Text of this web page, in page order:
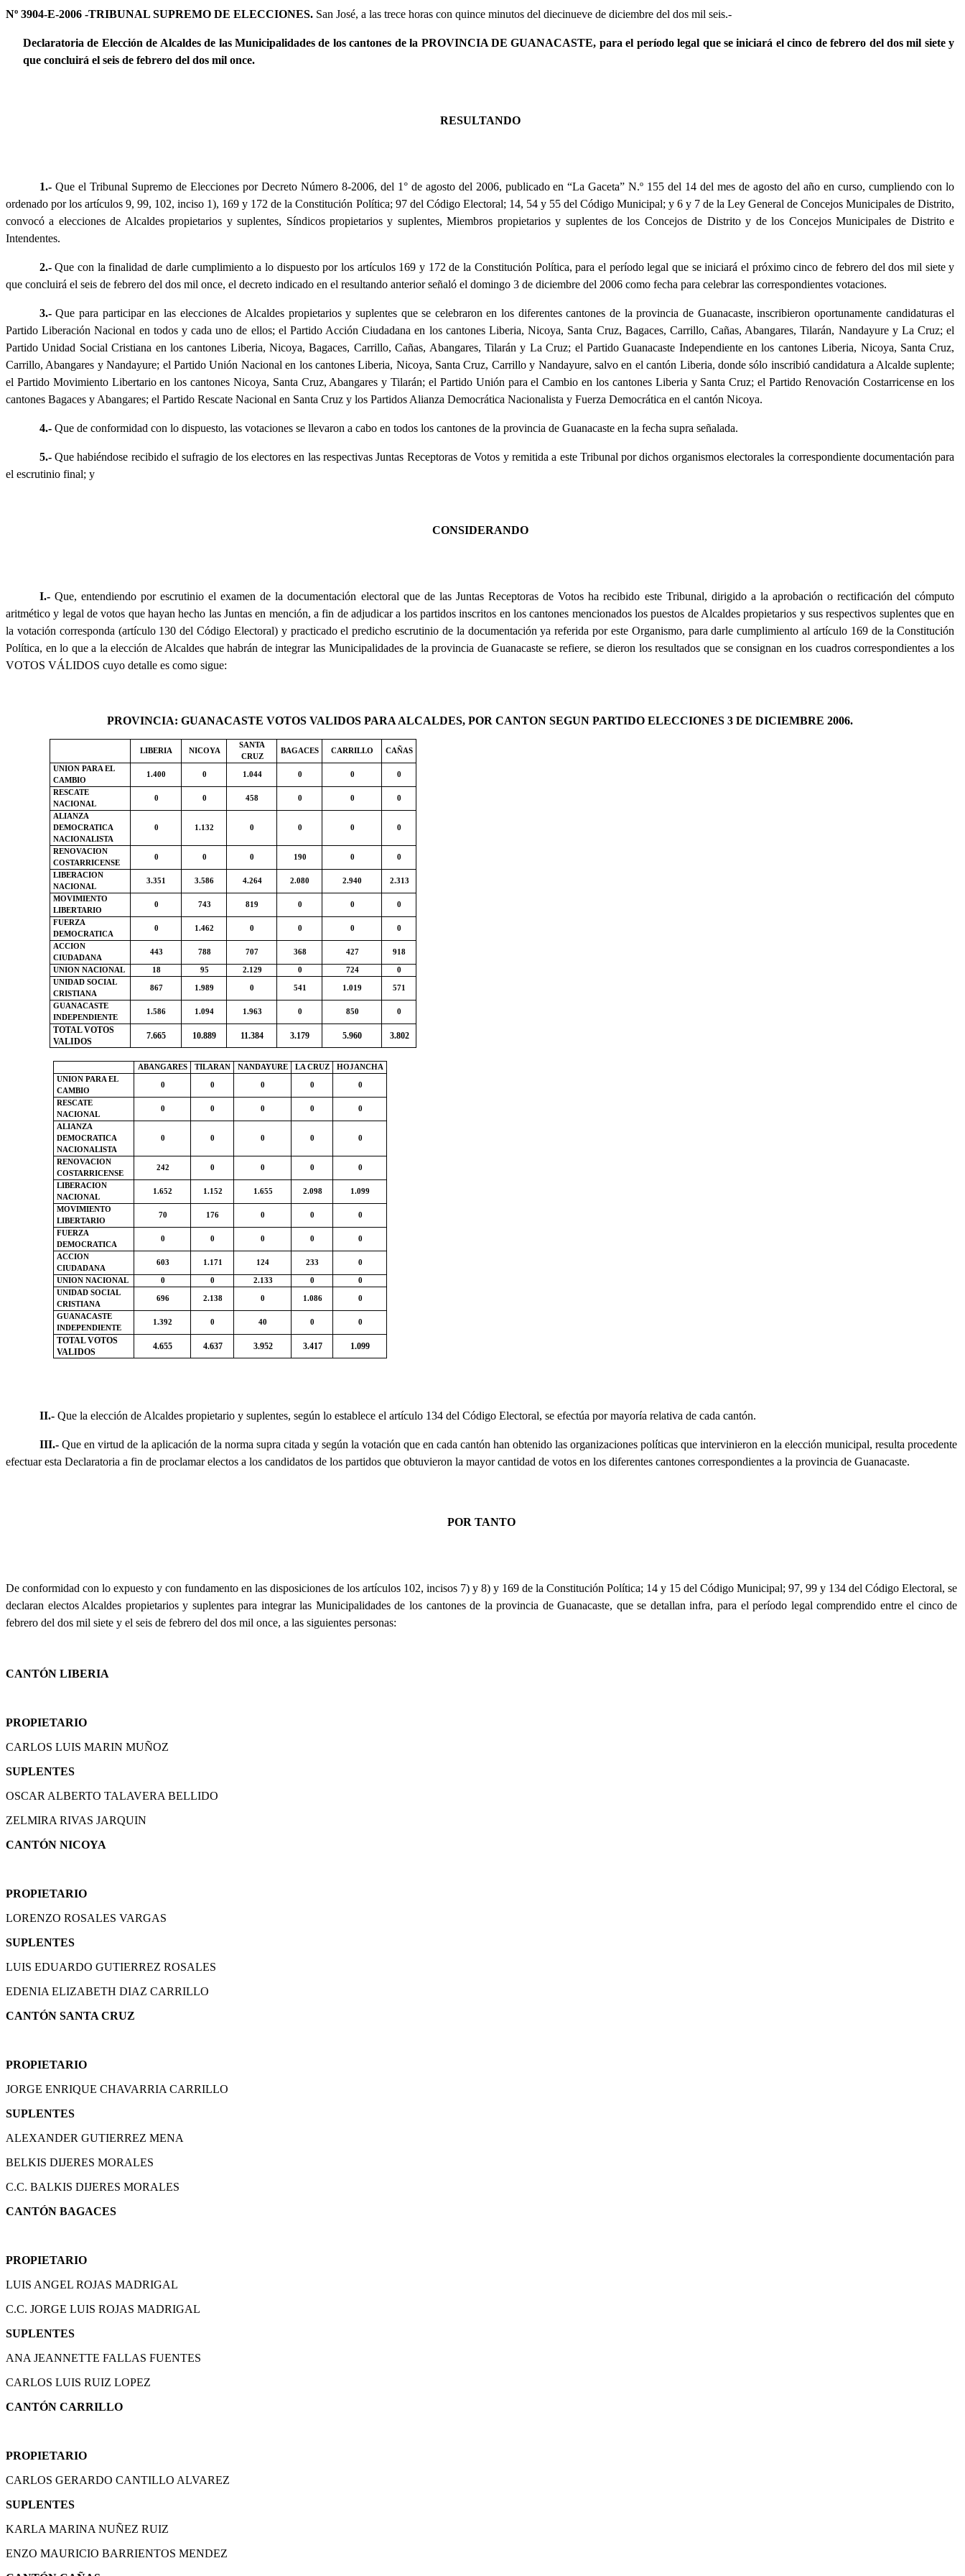
Nº 3904-E-2006 -TRIBUNAL SUPREMO DE ELECCIONES. San José, a las trece horas con quince minutos del diecinueve de diciembre del dos mil seis.-
Declaratoria de Elección de Alcaldes de las Municipalidades de los cantones de la PROVINCIA DE GUANACASTE, para el período legal que se iniciará el cinco de febrero del dos mil siete y
que concluirá el seis de febrero del dos mil once.
RESULTANDO
1.-Que el Tribunal Supremo de Elecciones por Decreto Número 8-2006, del 1° de agosto del 2006, publicado en “La Gaceta” N.º 155 del 14 del mes de agosto del año en curso, cumpliendo con lo
ordenado por los artículos 9, 99, 102, inciso 1), 169 y 172 de la Constitución Política; 97 del Código Electoral; 14, 54 y 55 del Código Municipal; y 6 y 7 de la Ley General de Concejos Municipales de Distrito,
convocó a elecciones de Alcaldes propietarios y suplentes, Síndicos propietarios y suplentes, Miembros propietarios y suplentes de los Concejos de Distrito y de los Concejos Municipales de Distrito e
Intendentes.
2.-Que con la finalidad de darle cumplimiento a lo dispuesto por los artículos 169 y 172 de la Constitución Política, para el período legal que se iniciará el próximo cinco de febrero del dos mil siete y
que concluirá el seis de febrero del dos mil once, el decreto indicado en el resultando anterior señaló el domingo 3 de diciembre del 2006 como fecha para celebrar las correspondientes votaciones.
3.-Que para participar en las elecciones de Alcaldes propietarios y suplentes que se celebraron en los diferentes cantones de la provincia de Guanacaste, inscribieron oportunamente candidaturas el
Partido Liberación Nacional en todos y cada uno de ellos; el Partido Acción Ciudadana en los cantones Liberia, Nicoya, Santa Cruz, Bagaces, Carrillo, Cañas, Abangares, Tilarán, Nandayure y La Cruz; el
Partido Unidad Social Cristiana en los cantones Liberia, Nicoya, Bagaces, Carrillo, Cañas, Abangares, Tilarán y La Cruz; el Partido Guanacaste Independiente en los cantones Liberia, Nicoya, Santa Cruz,
Carrillo, Abangares y Nandayure; el Partido Unión Nacional en los cantones Liberia, Nicoya, Santa Cruz, Carrillo y Nandayure, salvo en el cantón Liberia, donde sólo inscribió candidatura a Alcalde suplente;
el Partido Movimiento Libertario en los cantones Nicoya, Santa Cruz, Abangares y Tilarán; el Partido Unión para el Cambio en los cantones Liberia y Santa Cruz; el Partido Renovación Costarricense en los
cantones Bagaces y Abangares; el Partido Rescate Nacional en Santa Cruz y los Partidos Alianza Democrática Nacionalista y Fuerza Democrática en el cantón Nicoya.
4.-Que de conformidad con lo dispuesto, las votaciones se llevaron a cabo en todos los cantones de la provincia de Guanacaste en la fecha supra señalada.
5.-Que habiéndose recibido el sufragio de los electores en las respectivas Juntas Receptoras de Votos y remitida a este Tribunal por dichos organismos electorales la correspondiente documentación para
el escrutinio final; y
CONSIDERANDO
I.-Que, entendiendo por escrutinio el examen de la documentación electoral que de las Juntas Receptoras de Votos ha recibido este Tribunal, dirigido a la aprobación o rectificación del cómputo
aritmético y legal de votos que hayan hecho las Juntas en mención, a fin de adjudicar a los partidos inscritos en los cantones mencionados los puestos de Alcaldes propietarios y sus respectivos suplentes que en
la votación corresponda (artículo 130 del Código Electoral) y practicado el predicho escrutinio de la documentación ya referida por este Organismo, para darle cumplimiento al artículo 169 de la Constitución
Política, en lo que a la elección de Alcaldes que habrán de integrar las Municipalidades de la provincia de Guanacaste se refiere, se dieron los resultados que se consignan en los cuadros correspondientes a los
VOTOS VÁLIDOS cuyo detalle es como sigue:
PROVINCIA: GUANACASTE VOTOS VALIDOS PARA ALCALDES, POR CANTON SEGUN PARTIDO ELECCIONES 3 DE DICIEMBRE 2006.
LIBERIA NICOYA
SANTA
CRUZ
BAGACES CARRILLO CAÑAS
UNION PARA EL
CAMBIO
1.400 0 1.044 0 0 0
RESCATE
NACIONAL
0 0 458 0 0 0
ALIANZA
DEMOCRATICA
NACIONALISTA
0 1.132 0 0 0 0
RENOVACION
COSTARRICENSE
0 0 0 190 0 0
LIBERACION
NACIONAL
3.351 3.586 4.264 2.080 2.940 2.313
MOVIMIENTO
LIBERTARIO
0 743 819 0 0 0
FUERZA
DEMOCRATICA
0 1.462 0 0 0 0
ACCION
CIUDADANA
443 788 707 368 427 918
UNION NACIONAL 18 95 2.129 0 724
0
UNIDAD SOCIAL
CRISTIANA
867 1.989 0 541 1.019 571
GUANACASTE
INDEPENDIENTE
1.586 1.094 1.963 0 850 0
TOTAL VOTOS
VALIDOS
7.665 10.889 11.384 3.179 5.960 3.802
ABANGARES TILARAN NANDAYURE LA CRUZ
HOJANCHA
UNION PARA EL
CAMBIO
0 0 0 0 0
RESCATE
NACIONAL
0 0 0 0 0
ALIANZA
DEMOCRATICA
NACIONALISTA
0 0 0 0 0
RENOVACION
COSTARRICENSE
242 0 0 0 0
LIBERACION
NACIONAL
1.652 1.152 1.655 2.098 1.099
MOVIMIENTO
LIBERTARIO
70 176 0 0 0
FUERZA
DEMOCRATICA
0 0 0 0 0
ACCION
CIUDADANA
603 1.171 124 233 0
UNION NACIONAL 0 0 2.133 0
0
UNIDAD SOCIAL
CRISTIANA
696 2.138 0 1.086 0
GUANACASTE
INDEPENDIENTE
1.392 0 40 0 0
TOTAL VOTOS
VALIDOS
4.655 4.637 3.952 3.417 1.099
II.-Que la elección de Alcaldes propietario y suplentes, según lo establece el artículo 134 del Código Electoral, se efectúa por mayoría relativa de cada cantón.
III.- Que en virtud de la aplicación de la norma supra citada y según la votación que en cada cantón han obtenido las organizaciones políticas que intervinieron en la elección municipal, resulta procedente
efectuar esta Declaratoria a fin de proclamar electos a los candidatos de los partidos que obtuvieron la mayor cantidad de votos en los diferentes cantones correspondientes a la provincia de Guanacaste.
POR TANTO
De conformidad con lo expuesto y con fundamento en las disposiciones de los artículos 102, incisos 7) y 8) y 169 de la Constitución Política; 14 y 15 del Código Municipal; 97, 99 y 134 del Código Electoral, se
declaran electos Alcaldes propietarios y suplentes para integrar las Municipalidades de los cantones de la provincia de Guanacaste, que se detallan infra, para el período legal comprendido entre el cinco de
febrero del dos mil siete y el seis de febrero del dos mil once, a las siguientes personas:
CANTÓN LIBERIA
PROPIETARIO
CARLOS LUIS MARIN MUÑOZ
SUPLENTES
OSCAR ALBERTO TALAVERA BELLIDO
ZELMIRA RIVAS JARQUIN
CANTÓN NICOYA
PROPIETARIO
LORENZO ROSALES VARGAS
SUPLENTES
LUIS EDUARDO GUTIERREZ ROSALES
EDENIA ELIZABETH DIAZ CARRILLO
CANTÓN SANTA CRUZ
PROPIETARIO
JORGE ENRIQUE CHAVARRIA CARRILLO
SUPLENTES
ALEXANDER GUTIERREZ MENA
BELKIS DIJERES MORALES
C.C. BALKIS DIJERES MORALES
CANTÓN BAGACES
PROPIETARIO
LUIS ANGEL ROJAS MADRIGAL
C.C. JORGE LUIS ROJAS MADRIGAL
SUPLENTES
ANA JEANNETTE FALLAS FUENTES
CARLOS LUIS RUIZ LOPEZ
CANTÓN CARRILLO
PROPIETARIO
CARLOS GERARDO CANTILLO ALVAREZ
SUPLENTES
KARLA MARINA NUÑEZ RUIZ
ENZO MAURICIO BARRIENTOS MENDEZ